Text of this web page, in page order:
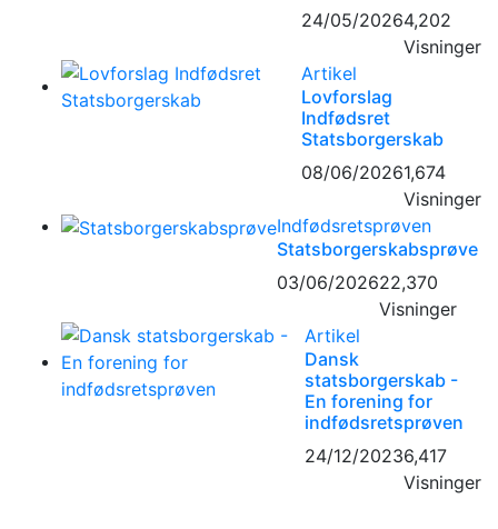
24/05/20264,202
Visninger
Artikel
Lovforslag
Indfødsret
Statsborgerskab
08/06/20261,674
Visninger
Indfødsretsprøven
Statsborgerskabsprøve
03/06/202622,370
Visninger
Artikel
Dansk
statsborgerskab -
En forening for
indfødsretsprøven
24/12/20236,417
Visninger